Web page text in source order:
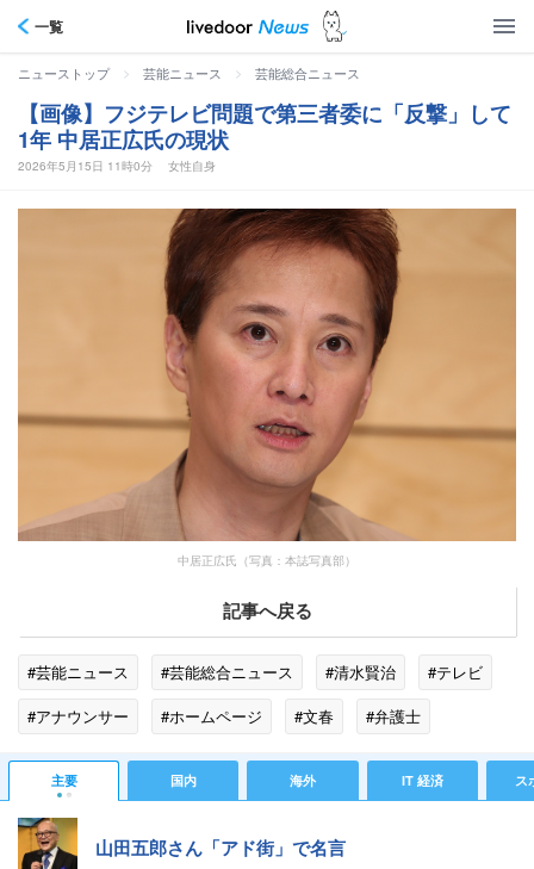
一覧
ニューストップ > 芸能ニュース > 芸能総合ニュース
【画像】フジテレビ問題で第三者委に「反撃」して
1年 中居正広氏の現状
2026年5月15日 11時0分 女性自身
中居正広氏（写真：本誌写真部）
記事へ戻る
#芸能ニュース #芸能総合ニュース #清水賢治
#テレビ
#アナウンサー
#ホームページ #文春
#弁護士
#女性セブン
#ドメイン #YouTube
#松本人志
#ダウンタウン
#フジテレビ #中居正広
主要 国内 海外 IT 経済 ス
山田五郎さん「アド街」で名言